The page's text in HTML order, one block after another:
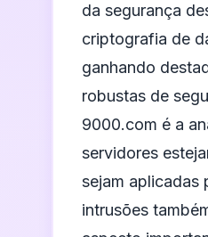
da segurança
criptografia de
ganhando
robustas de
9000.com é a
servidores
sejam aplicadas
intrusões